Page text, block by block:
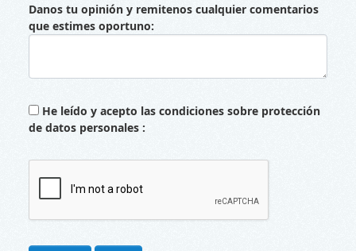
Danos tu opinión y remitenos cualquier comentarios
que estimes oportuno
He leído y acepto las condiciones sobre protección
de datos personales